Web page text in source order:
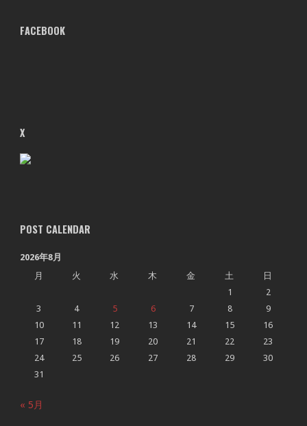
FACEBOOK
X
POST CALENDAR
2026年8月
月
火 水 木 金 土
日
1
2
3
4 5 6 7 8
9
10
11 12 13 14 15
16
17
18 19 20 21 22
23
24
25 26 27 28 29
30
31
« 5月